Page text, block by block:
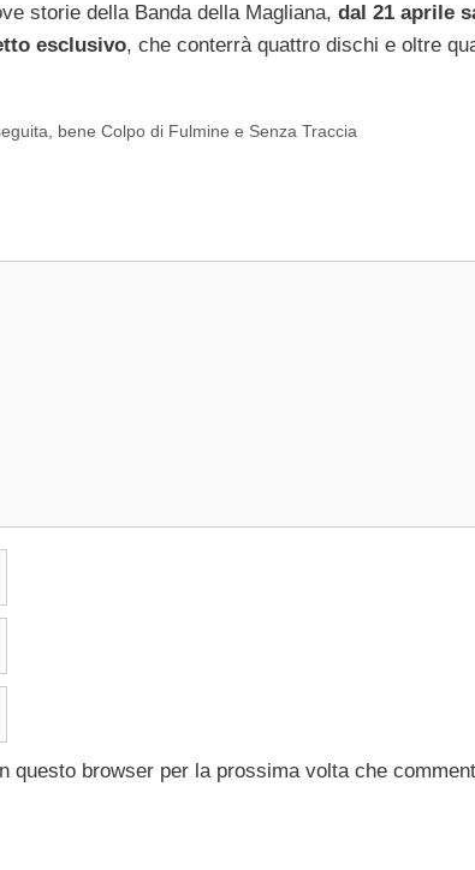
storie della Banda della Magliana, dal 21 aprile
esclusivo, che conterrà quattro dischi e oltre
bene Colpo di Fulmine e Senza Traccia
questo browser per la prossima volta che